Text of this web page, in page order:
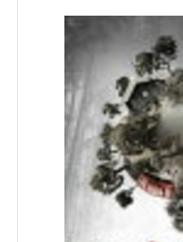
主な作品
ローガン・ラッキー
（
エイリアン：コヴェナン
ファンタスティック・ビ
（2016） 出演
スティーブ・ジョブズ （
インヒアレント・ヴァイ
ナイト・スリーパーズ ダ
ロバート・デ・ニーロ エ